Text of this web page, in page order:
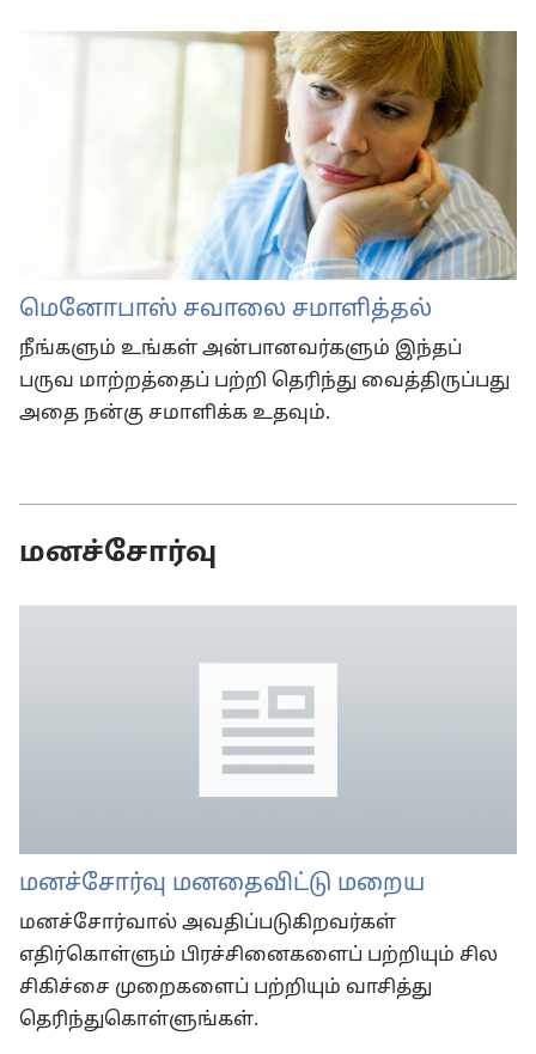
மெனோபாஸ் சவாலை சமாளித்தல்
நீங்களும் உங்கள் அன்பானவர்களும் இந்தப்
பருவ மாற்றத்தைப் பற்றி தெரிந்து வைத்திருப்பது
அதை நன்கு சமாளிக்க உதவும்.
மனச்சோர்வு
மனச்சோர்வு மனதைவிட்டு மறைய
மனச்சோர்வால் அவதிப்படுகிறவர்கள்
எதிர்கொள்ளும் பிரச்சினைகளைப் பற்றியும் சில
சிகிச்சை முறைகளைப் பற்றியும் வாசித்து
தெரிந்துகொள்ளுங்கள்.